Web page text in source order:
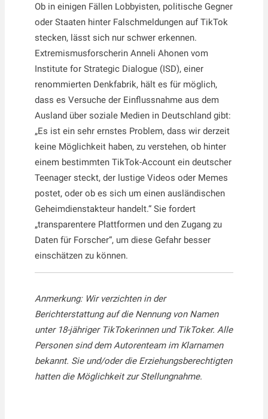
Ob in einigen Fällen Lobbyisten, politische Gegner
oder Staaten hinter Falschmeldungen auf TikTok
stecken, lässt sich nur schwer erkennen.
Extremismusforscherin Anneli Ahonen vom
Institute for Strategic Dialogue (ISD), einer
renommierten Denkfabrik, hält es für möglich,
dass es Versuche der Einflussnahme aus dem
Ausland über soziale Medien in Deutschland gibt:
„Es ist ein sehr ernstes Problem, dass wir derzeit
keine Möglichkeit haben, zu verstehen, ob hinter
einem bestimmten TikTok-Account ein deutscher
Teenager steckt, der lustige Videos oder Memes
postet, oder ob es sich um einen ausländischen
Geheimdienstakteur handelt.“ Sie fordert
„transparentere Plattformen und den Zugang zu
Daten für Forscher“, um diese Gefahr besser
einschätzen zu können.
Anmerkung: Wir verzichten in der
Berichterstattung auf die Nennung von Namen
unter 18-jähriger TikTokerinnen und TikToker. Alle
Personen sind dem Autorenteam im Klarnamen
bekannt. Sie und/oder die Erziehungsberechtigten
hatten die Möglichkeit zur Stellungnahme.